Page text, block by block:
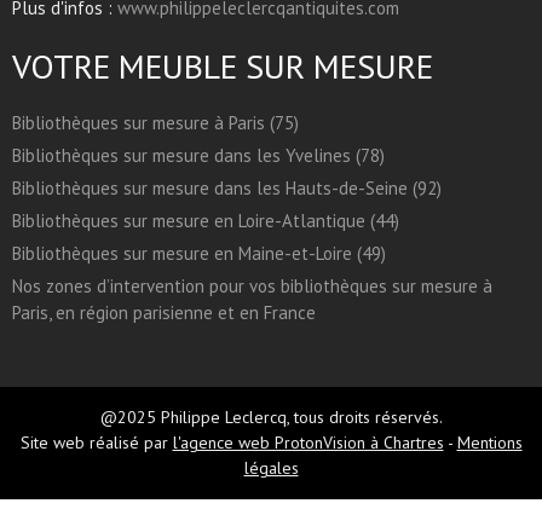
Plus d'infos : www.philippeleclercqantiquites.com
VOTRE MEUBLE SUR MESURE
Bibliothèques sur mesure à Paris (75)
Bibliothèques sur mesure dans les Yvelines (78)
Bibliothèques sur mesure dans les Hauts-de-Seine (92)
Bibliothèques sur mesure en Loire-Atlantique (44)
Bibliothèques sur mesure en Maine-et-Loire (49)
Nos zones d’intervention pour vos bibliothèques sur mesure à
Paris, en région parisienne et en France
@2025 Philippe Leclercq, tous droits réservés.
Site web réalisé par l'agence web ProtonVision à Chartres - Mentions
légales